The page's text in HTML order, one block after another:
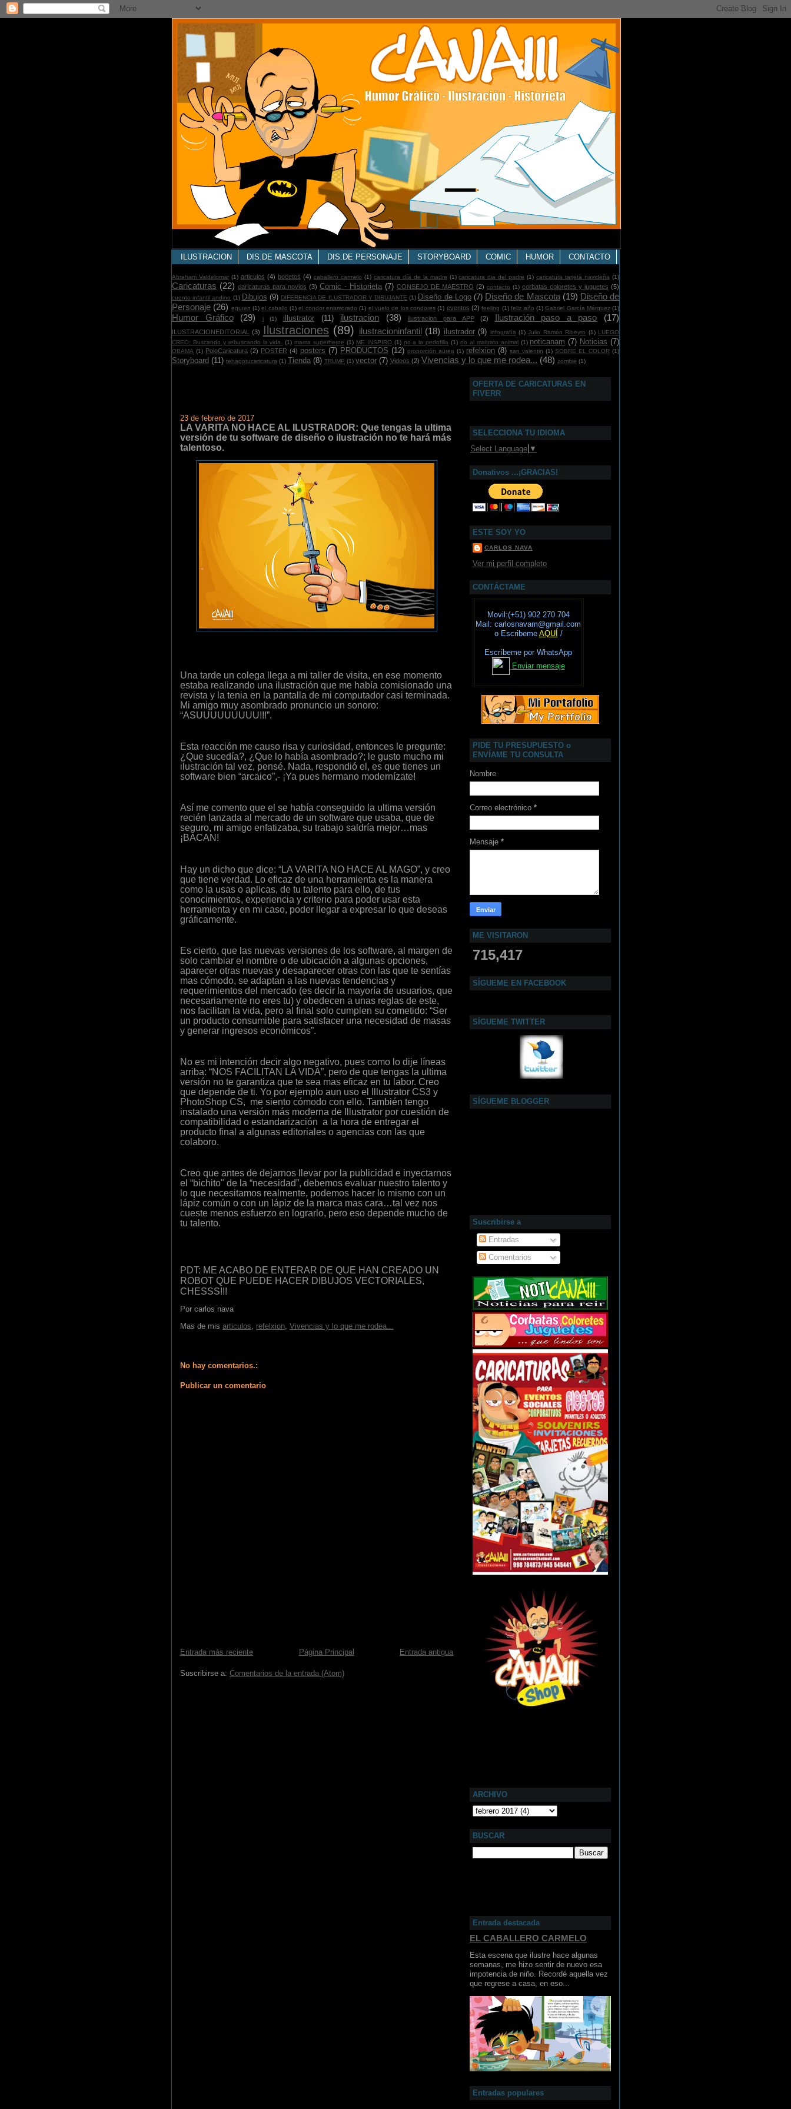
ILUSTRACION DIS.DE MASCOTA DIS.DE PERSONAJE STORYBOARD COMIC HUMOR CONTACTO
Abraham Valdelomar (1) articulos (4) bocetos (4) caballero carmelo (1) caricatura día de la madre (1) caricatura dia del padre (1) caricatura tarjeta navideña (1)
Caricaturas (22) caricaturas para novios (3) Comic - Historieta (7) CONSEJO DE MAESTRO (2) contacto (1) corbatas coloretes y juguetes (5)
cuento infantil andino (1) Dibujos (9) DIFERENCIA DE ILUSTRADOR Y DIBUJANTE (1) Diseño de Logo (7) Diseño de Mascota (19) Diseño de
Personaje (26) eguren (1) el caballo (1) el condor enamorado (1) el vuelo de los condores (1) eventos (2) feeling (1) feliz año (1) Gabriel García Márquez (1)
Humor Gráfico (29) i (1) illustrator (11) ilustracion (38) ilustracion para APP (2) Ilustración paso a paso (17)
ILUSTRACIONEDITORIAL (3) Ilustraciones (89) ilustracioninfantil (18) ilustrador (9) infografía (1) Julio Ramón Ribeyro (1) LUEGO
CREO: Buscando y rebuscando la vida.
(1) mama superheroe (1) ME INSPIRO (1) no a la pedofilia (1) no al maltrato animal (1) noticanam (7) Noticias (7)
OBAMA (1) PoloCaricatura (2) POSTER (4) posters (7) PRODUCTOS (12) proporción aurea (1) refelxion (8) san valentin (1) SOBRE EL COLOR (1)
Storyboard (11) tehagotucaricatura (1) Tienda (8) TRUMP (1) vector (7) Videos (2) Vivencias y lo que me rodea... (48) zombie (1)
23 de febrero de 2017
LA VARITA NO HACE AL ILUSTRADOR: Que tengas la ultima
versión de tu software de diseño o ilustración no te hará más
talentoso.
Una tarde un colega llega a mi taller de visita, en ese momento
estaba realizando una ilustración que me había comisionado una
revista y la tenia en la pantalla de mi computador casi terminada.
Mi amigo muy asombrado pronuncio un sonoro:
“ASUUUUUUUUU!!!”.
Esta reacción me causo risa y curiosidad, entonces le pregunte:
¿Que sucedía?, ¿Que lo había asombrado?; le gusto mucho mi
ilustración tal vez, pensé. Nada, respondió el, es que tienes un
software bien “arcaico”,- ¡Ya pues hermano modernízate!
Así me comento que el se había conseguido la ultima versión
recién lanzada al mercado de un software que usaba, que de
seguro, mi amigo enfatizaba, su trabajo saldría mejor…mas
¡BACAN!
Hay un dicho que dice: “LA VARITA NO HACE AL MAGO”, y creo
que tiene verdad. Lo eficaz de una herramienta es la manera
como la usas o aplicas, de tu talento para ello, de tus
conocimientos, experiencia y criterio para poder usar esta
herramienta y en mi caso, poder llegar a expresar lo que deseas
gráficamente.
Es cierto, que las nuevas versiones de los software, al margen de
solo cambiar el nombre o de ubicación a algunas opciones,
aparecer otras nuevas y desaparecer otras con las que te sentías
mas cómodo, se adaptan a las nuevas tendencias y
requerimientos del mercado (es decir la mayoría de usuarios, que
necesariamente no eres tu) y obedecen a unas reglas de este,
nos facilitan la vida, pero al final solo cumplen su cometido: “Ser
un producto consumible para satisfacer una necesidad de masas
y generar ingresos económicos”.
No es mi intención decir algo negativo, pues como lo dije líneas
arriba: “NOS FACILITAN LA VIDA”, pero de que tengas la ultima
versión no te garantiza que te sea mas eficaz en tu labor. Creo
que depende de ti. Yo por ejemplo aun uso el Illustrator CS3 y
PhotoShop CS, me siento cómodo con ello. También tengo
instalado una versión más moderna de Illustrator por cuestión de
compatibilidad o estandarización a la hora de entregar el
producto final a algunas editoriales o agencias con las que
colaboro.
Creo que antes de dejarnos llevar por la publicidad e inyectarnos
el “bichito" de la “necesidad”, debemos evaluar nuestro talento y
lo que necesitamos realmente, podemos hacer lo mismo con un
lápiz común o con un lápiz de la marca mas cara…tal vez nos
cueste menos esfuerzo en lograrlo, pero eso depende mucho de
tu talento.
PDT: ME ACABO DE ENTERAR DE QUE HAN CREADO UN
ROBOT QUE PUEDE HACER DIBUJOS VECTORIALES,
CHESSS!!!
Por carlos nava
Mas de mis articulos refelxion Vivencias y lo que me rodea...
No hay comentarios.:
Publicar un comentario
Entrada más reciente Entrada antigua
Página Principal
Suscribirse a: Comentarios de la entrada (Atom)
OFERTA DE CARICATURAS EN
FIVERR
SELECCIONA TU IDIOMA
Select Language ▼
Donativos ...¡GRACIAS!
ESTE SOY YO
CARLOS NAVA
Ver mi perfil completo
CONTÁCTAME
Movil:(+51) 902 270 704
Mail: carlosnavam@gmail.com
o Escribeme AQUÍ /
Escríbeme por WhatsApp
Enviar mensaje
PIDE TU PRESUPUESTO o
ENVÍAME TU CONSULTA
Nombre
Correo electrónico *
Mensaje *
ME VISITARON
715,417
SÍGUEME EN FACEBOOK
SÍGUEME TWITTER
SÍGUEME BLOGGER
Suscribirse a
Entradas
Comentarios
ARCHIVO
BUSCAR
Entrada destacada
EL CABALLERO CARMELO
Esta escena que ilustre hace algunas
semanas, me hizo sentir de nuevo esa
impotencia de niño. Recordé aquella vez
que regrese a casa, en eso...
Entradas populares